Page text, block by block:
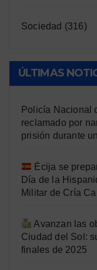
Sociedad (316)
ÚLTIMAS
Policía Nacional
reclamado por
prisión durante
Écija se
Día de la
Militar de Cría
Avanzan las
Ciudad del Sol:
finales de 2025